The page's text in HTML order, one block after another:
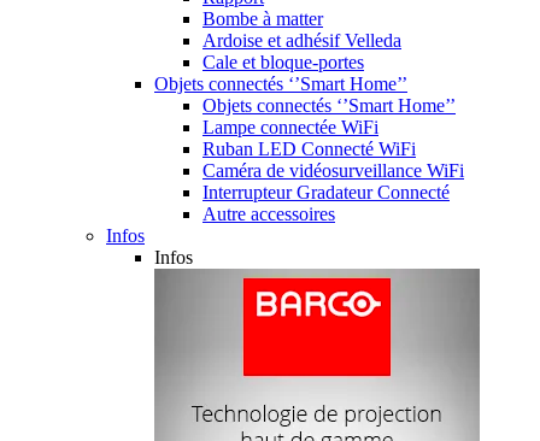
Bombe à matter
Ardoise et adhésif Velleda
Cale et bloque-portes
Objets connectés ‘’Smart Home’’
Objets connectés ‘’Smart Home’’
Lampe connectée WiFi
Ruban LED Connecté WiFi
Caméra de vidéosurveillance WiFi
Interrupteur Gradateur Connecté
Autre accessoires
Infos
Infos